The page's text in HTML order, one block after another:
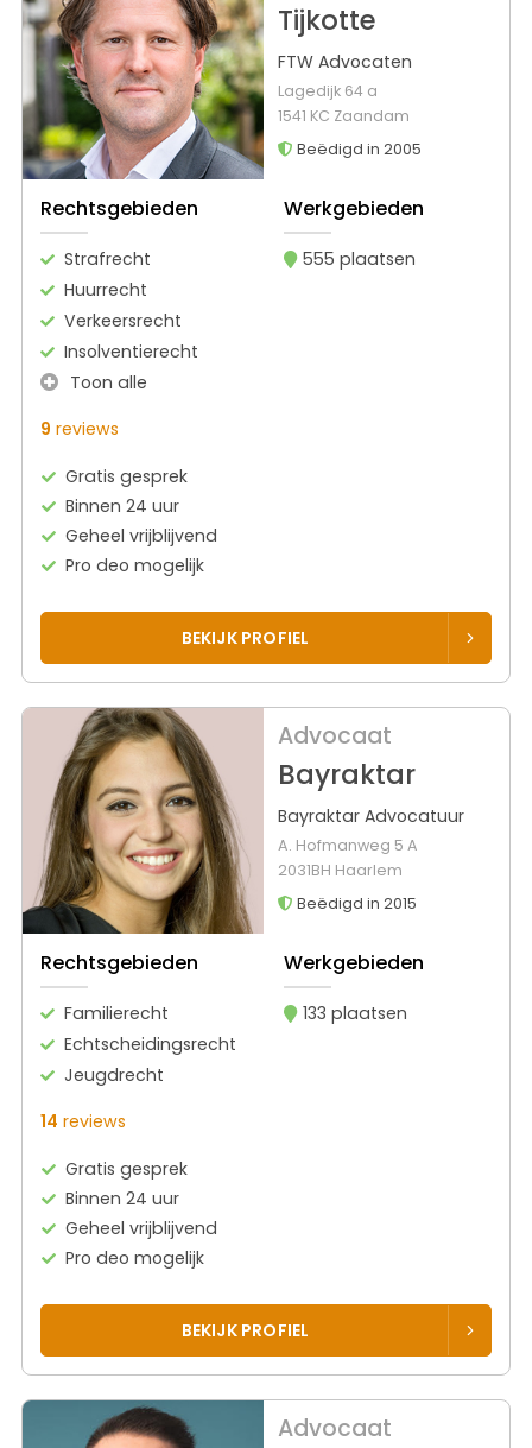
Tijkotte
FTW Advocaten
Lagedijk 64 a
1541 KC Zaandam
Beëdigd in 2005
Rechtsgebieden
Strafrecht
Huurrecht
Verkeersrecht
Insolventierecht
Toon alle
Werkgebieden
555 plaatsen
9 reviews
Gratis gesprek
Binnen 24 uur
Geheel vrijblijvend
Pro deo mogelijk
BEKIJK PROFIEL
Advocaat
Bayraktar
Bayraktar Advocatuur
A. Hofmanweg 5 A
2031BH Haarlem
Beëdigd in 2015
Rechtsgebieden
Familierecht
Echtscheidingsrecht
Jeugdrecht
Werkgebieden
133 plaatsen
14 reviews
Gratis gesprek
Binnen 24 uur
Geheel vrijblijvend
Pro deo mogelijk
BEKIJK PROFIEL
Advocaat